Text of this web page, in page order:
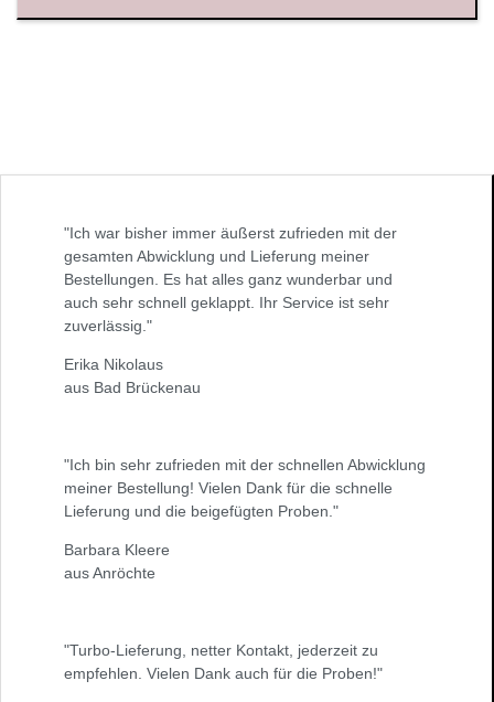
"Ich war bisher immer äußerst zufrieden mit der
gesamten Abwicklung und Lieferung meiner
Bestellungen. Es hat alles ganz wunderbar und
auch sehr schnell geklappt. Ihr Service ist sehr
zuverlässig."
Erika Nikolaus
aus Bad Brückenau
"Ich bin sehr zufrieden mit der schnellen Abwicklung
meiner Bestellung! Vielen Dank für die schnelle
Lieferung und die beigefügten Proben."
Barbara Kleere
aus Anröchte
"Turbo-Lieferung, netter Kontakt, jederzeit zu
empfehlen. Vielen Dank auch für die Proben!"